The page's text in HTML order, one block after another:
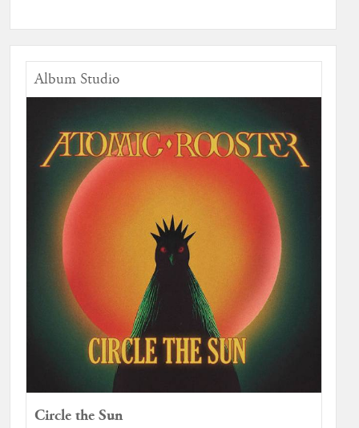
Album Studio
Circle the Sun